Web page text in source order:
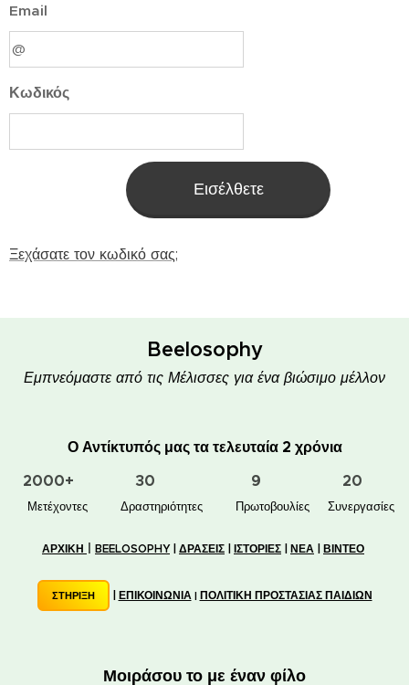
Email
Κωδικός
Εισέλθετε
Ξεχάσατε τον κωδικό σας;
Beelosophy
Εμπνεόμαστε από τις Μέλισσες για ένα βιώσιμο μέλλον
Ο Αντίκτυπός μας τα τελευταία 2 χρόνια
2000+
👥 Μετέχοντες
30
✋📚 Δραστηριότητες
9
🐝🏠 Πρωτοβουλίες
20
🤝 Συνεργασίες
ΑΡΧΙΚΗ | BEELOSOPHY| ΔΡΑΣΕΙΣ ΙΣΤΟΡΙΕΣ ΝΕΑ ΒΙΝΤΕΟ
ΣΤΗΡΙΞΗ ΕΠΙΚΟΙΝΩΝΙΑ | ΠΟΛΙΤΙΚΗ ΠΡΟΣΤΑΣΙΑΣ ΠΑΙΔΙΩΝ
Μοιράσου το με έναν φίλο